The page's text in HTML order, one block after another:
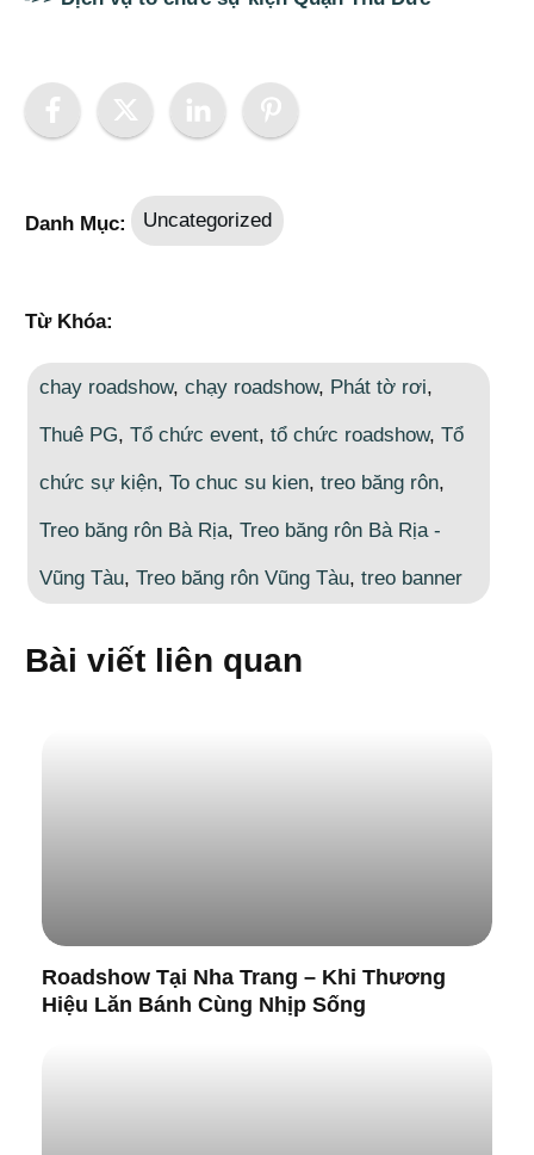
Danh Mục: Uncategorized
Từ Khóa:
chay roadshow, chạy roadshow, Phát tờ rơi,
Thuê PG, Tổ chức event, tổ chức roadshow, Tổ
chức sự kiện, To chuc su kien, treo băng rôn,
Treo băng rôn Bà Rịa, Treo băng rôn Bà Rịa -
Vũng Tàu, Treo băng rôn Vũng Tàu, treo banner
Bài viết liên quan
Roadshow Tại Nha Trang – Khi Thương
Hiệu Lăn Bánh Cùng Nhịp Sống